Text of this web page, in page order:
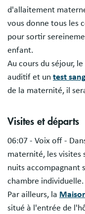
d'allaitement
vous donne tous les
pour sortir
enfant.
Au cours du séjour,
auditif et un test
de la maternité, il
Visites et départs
06:07 - Voix off -
maternité, les visites
nuits accompagnant
chambre individuelle.
Par ailleurs, la
situé à l'entrée de